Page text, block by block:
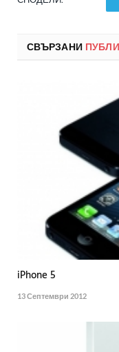
СВЪРЗАНИ
iPhone 5
13 Септември 2012